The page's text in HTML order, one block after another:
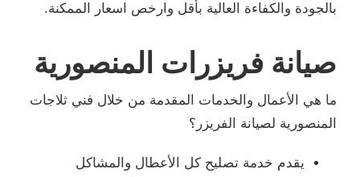
بالجودة والكفاءة العالية بأقل وارخص اسعار الممكنة.
صيانة فريزرات المنصورية
ما هي الأعمال والخدمات المقدمة من خلال فني ثلاجات
المنصورية لصيانة الفريزر؟
يقدم خدمة تصليح كل الأعطال والمشاكل